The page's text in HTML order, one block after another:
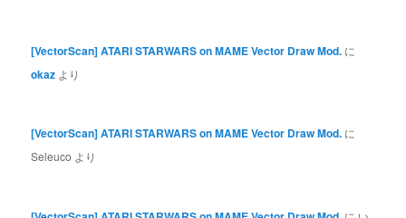
[VectorScan] ATARI STARWARS on MAME Vector Draw Mod. に
okaz より
[VectorScan] ATARI STARWARS on MAME Vector Draw Mod. に
Seleuco より